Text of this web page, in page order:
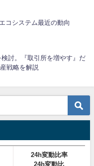
コシステム最近の動向
討。『取引所を増やす』だ
戦略を解説
24h変動比率
24h変動比